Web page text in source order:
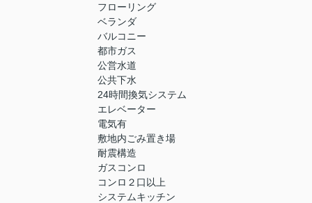
フローリング
ベランダ
バルコニー
都市ガス
公営水道
公共下水
24時間換気システム
エレベーター
電気有
敷地内ごみ置き場
耐震構造
ガスコンロ
コンロ２口以上
システムキッチン